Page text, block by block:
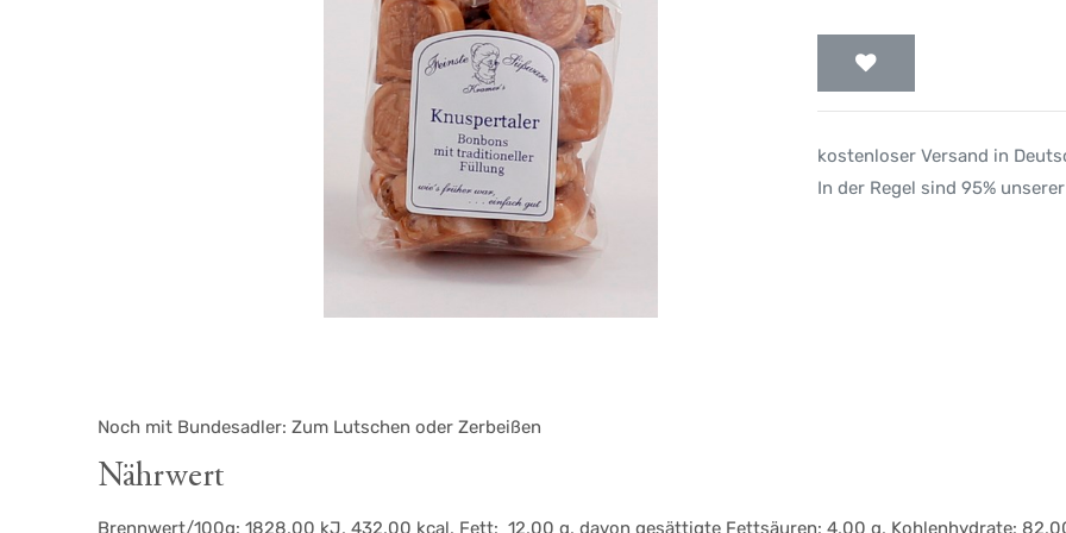
kostenloser Versand in
In der Regel sind 95%
Noch mit Bundesadler: Zum Lutschen oder Zerbeißen
Nährwert
Brennwert/100g: 1828,00 kJ, 432,00 kcal, Fett: 12,00 g, davon gesättigte Fettsäuren: 4,00 g, Kohlenhydrate: